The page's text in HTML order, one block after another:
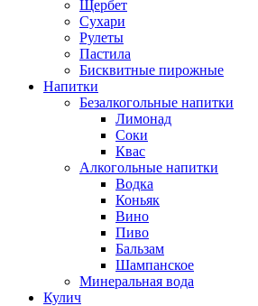
Щербет
Сухари
Рулеты
Пастила
Бисквитные пирожные
Напитки
Безалкогольные напитки
Лимонад
Соки
Квас
Алкогольные напитки
Водка
Коньяк
Вино
Пиво
Бальзам
Шампанское
Минеральная вода
Кулич